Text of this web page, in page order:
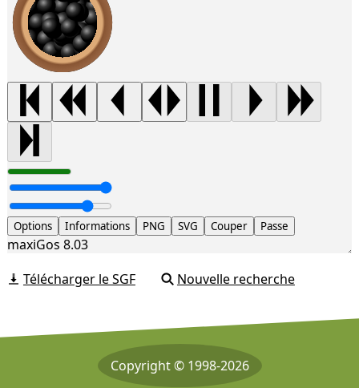
Options Informations PNG SVG Couper Passe
maxiGos 8.03
Télécharger le SGF
Nouvelle recherche
Copyright © 1998-2026